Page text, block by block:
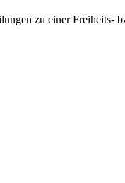
zu einer Freiheits-